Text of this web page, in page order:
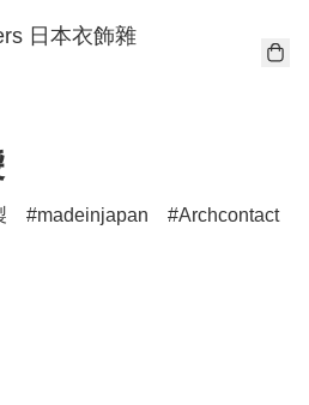
日本衣飾雜
madeinjapan
Archcontact